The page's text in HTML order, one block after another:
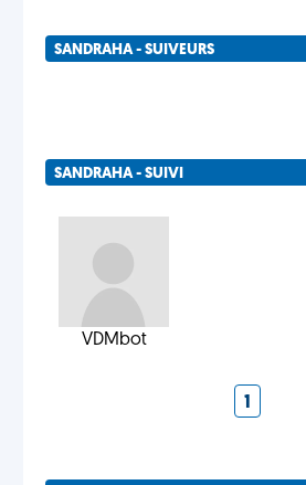
SANDRAHA - SUIVEURS
SANDRAHA - SUIVI
VDMbot
1